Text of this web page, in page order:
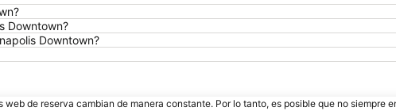
Downtown?
Downtown?
de reserva cambian de manera constante. Por lo tanto, es posible que no siempre